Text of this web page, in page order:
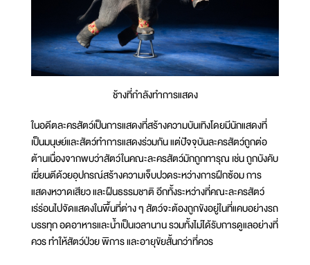
ช้างที่กำลังทำการแสดง
ในอดีตละครสัตว์เป็นการแสดงที่สร้างความบันเทิงโดยมีนักแสดงที่
เป็นมนุษย์และสัตว์ทำการแสดงร่วมกัน แต่ปัจจุบันละครสัตว์ถูกต่อ
ต้านเนื่องจากพบว่าสัตว์ในคณะละครสัตว์มักถูกทารุณ เช่น ถูกบังคับ
เฆี่ยนตีด้วยอุปกรณ์สร้างความเจ็บปวดระหว่างการฝึกซ้อม การ
แสดงหวาดเสียว และฝืนธรรมชาติ อีกทั้งระหว่างที่คณะละครสัตว์
เร่ร่อนไปจัดแสดงในพื้นที่ต่าง ๆ สัตว์จะต้องถูกขังอยู่ในที่แคบอย่างรถ
บรรทุก อดอาหารและน้ำเป็นเวลานาน รวมทั้งไม่ได้รับการดูแลอย่างที่
ควร ทำให้สัตว์ป่วย พิการ และอายุขัยสั้นกว่าที่ควร